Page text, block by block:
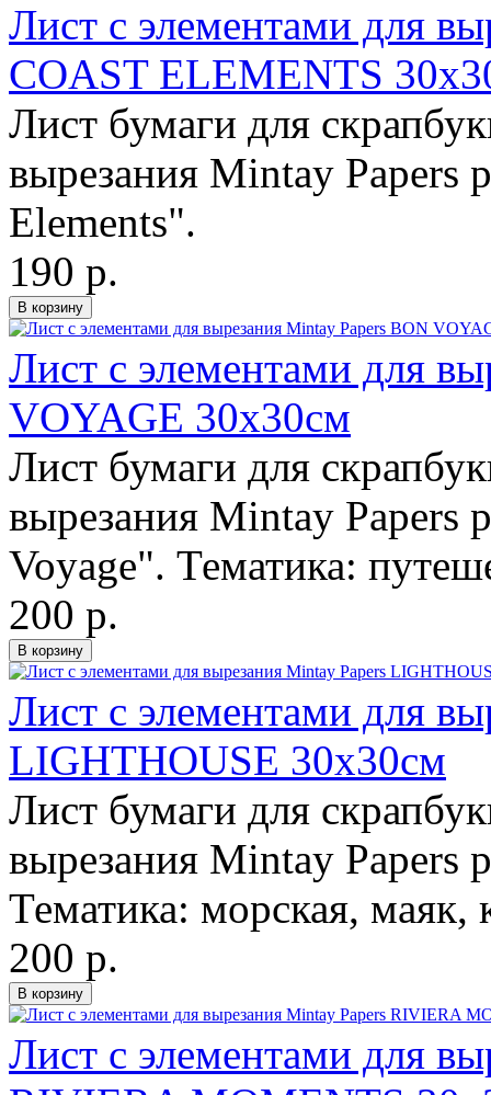
Лист с элементами для
COAST ELEMENTS
Лист бумаги для
вырезания Mintay Papers
Elements".
190 р.
Лист с элементами для
VOYAGE 30х30см
Лист бумаги для
вырезания Mintay Papers
Voyage". Тематика:
200 р.
Лист с элементами для
LIGHTHOUSE 30х30см
Лист бумаги для
вырезания Mintay Papers
Тематика: морская, маяк,
200 р.
Лист с элементами для